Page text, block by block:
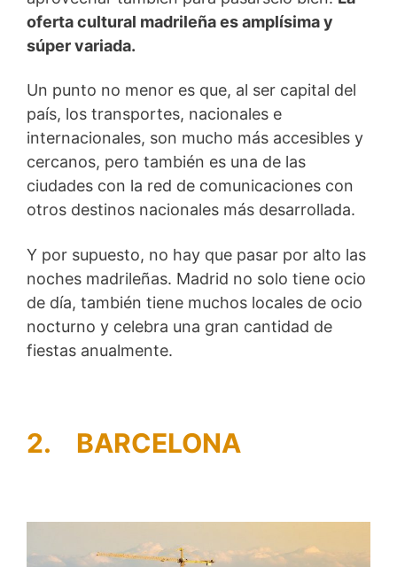
oferta cultural madrileña es amplísima y
súper variada.
Un punto no menor es que, al ser capital del
país, los transportes, nacionales e
internacionales, son mucho más accesibles y
cercanos, pero también es una de las
ciudades con la red de comunicaciones con
otros destinos nacionales más desarrollada.
Y por supuesto, no hay que pasar por alto las
noches madrileñas. Madrid no solo tiene ocio
de día, también tiene muchos locales de ocio
nocturno y celebra una gran cantidad de
fiestas anualmente.
2. BARCELONA